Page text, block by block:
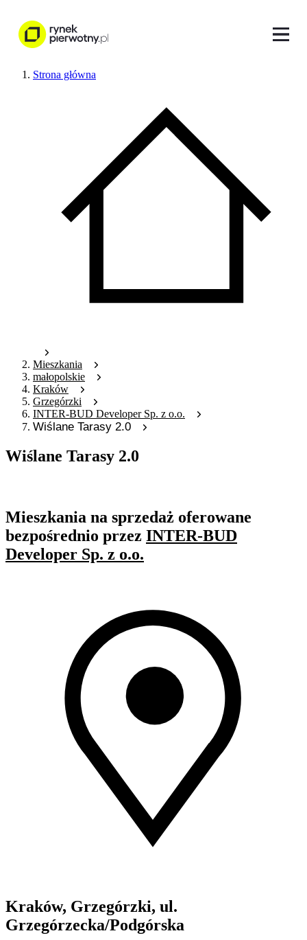
Strona główna
Mieszkania
małopolskie
Kraków
Grzegórzki
INTER-BUD Developer Sp. z o.o.
Wiślane Tarasy 2.0
Wiślane Tarasy 2.0
Mieszkania na sprzedaż oferowane
bezpośrednio przez INTER-BUD
Developer Sp. z o.o.
Kraków, Grzegórzki, ul.
Grzegórzecka/Podgórska